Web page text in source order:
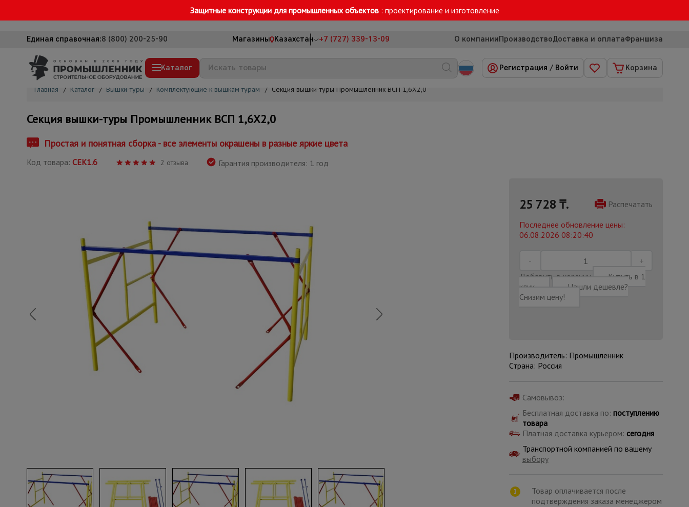
Защитные конструкции для промышленных объектов : проектирование и изготовление
Единая справочная:8 (800) 200-25-90 Магазины Казахстан +7 (727) 339-13-09 О компанииПроизводствоДоставка и оплатаФраншиза
Каталог
Вышки-туры
Подмости строительные
Сетка, тенты, брезенты
Фанера ламинированная
Опалубка
Вибротехника для строительства
Оборудование для работы с арматурой
Оборудование для бетонных работ
Техника для склада
Тачки строительные и садовые
Лестницы и стремянки
Штукатурные комплекты
всех
Регистрация / Войти Корзина
Главная / Каталог / Вышки-туры / Комплектующие к вышкам турам / Секция вышки-туры Промышленник ВСП 1,6Х2,0
Секция вышки-туры Промышленник ВСП 1,6Х2,0
Простая и понятная сборка - все элементы окрашены в разные яркие цвета
Код товара: СЕК1.6 2 отзыва Гарантия производителя: 1 год
25 728 ₸.
Распечатать
Последнее обновление цены:
06.08.2026 08:20:40
Добавить в корзину
Купить в 1
клик
Нашли дешевле?
Снизим цену!
Производитель: Промышленник
Страна: Россия
Самовывоз:
Бесплатная доставка по: поступлению
товара
Платная доставка курьером: сегодня
Транспортной компанией по вашему
выбору
Товар оплачивается после
подтверждения заказа менеджером